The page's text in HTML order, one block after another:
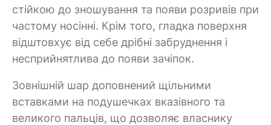
стійкою до зношування та появи розривів при
частому носінні. Крім того, гладка поверхня
відштовхує від себе дрібні забруднення і
несприйнятлива до появи зачіпок.
Зовнішній шар доповнений щільними
вставками на подушечках вказівного та
великого пальців, що дозволяє власнику